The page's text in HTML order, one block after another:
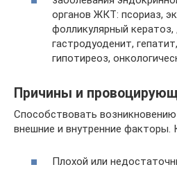
органов ЖКТ: псориаз,
фолликулярный кератоз,
гастродуоденит,
гипотиреоз,
Причины и
Способствовать
внешние и внутренние факторы.
Плохой или